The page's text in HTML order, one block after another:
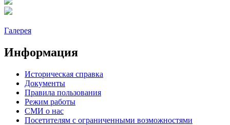
Галерея
Информация
Историческая справка
Документы
Правила пользования
Режим работы
СМИ о нас
Посетителям с ограниченными возможностями